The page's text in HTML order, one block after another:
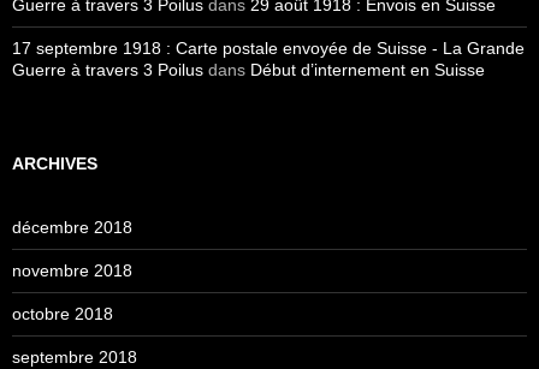
Guerre à travers 3 Poilus dans 29 août 1918 : Envois en Suisse
17 septembre 1918 : Carte postale envoyée de Suisse - La Grande
Guerre à travers 3 Poilus dans Début d’internement en Suisse
ARCHIVES
décembre 2018
novembre 2018
octobre 2018
septembre 2018